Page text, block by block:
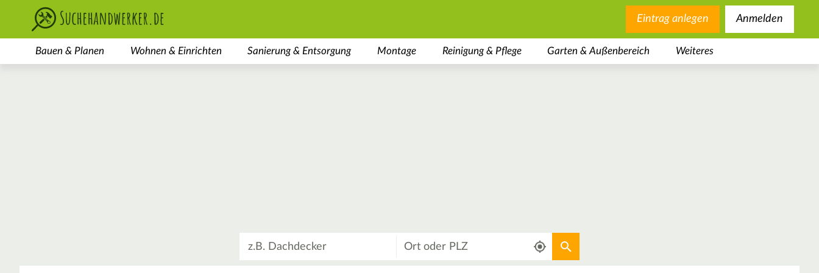
Eintrag anlegen Anmelden
Bauen & Planen Wohnen & Einrichten Sanierung & Entsorgung Montage Reinigung & Pflege Garten & Außenbereich Weiteres
Aktuellen Standort verwenden